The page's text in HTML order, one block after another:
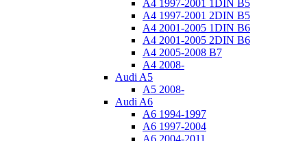
A4 1997-2001 1DIN B5
A4 1997-2001 2DIN B5
A4 2001-2005 1DIN B6
A4 2001-2005 2DIN B6
A4 2005-2008 B7
A4 2008-
Audi A5
A5 2008-
Audi A6
A6 1994-1997
A6 1997-2004
A6 2004-2011